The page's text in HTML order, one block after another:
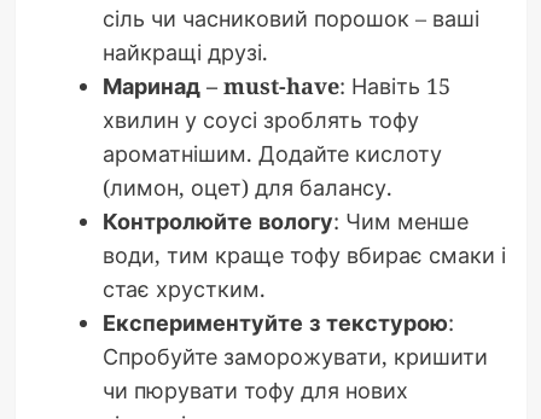
сіль чи часниковий порошок – ваші
найкращі друзі.
Маринад – must-have: Навіть 15
хвилин у соусі зроблять тофу
ароматнішим. Додайте кислоту
(лимон, оцет) для балансу.
Контролюйте вологу: Чим менше
води, тим краще тофу вбирає смаки і
стає хрустким.
Експериментуйте з текстурою:
Спробуйте заморожувати, кришити
чи пюрувати тофу для нових